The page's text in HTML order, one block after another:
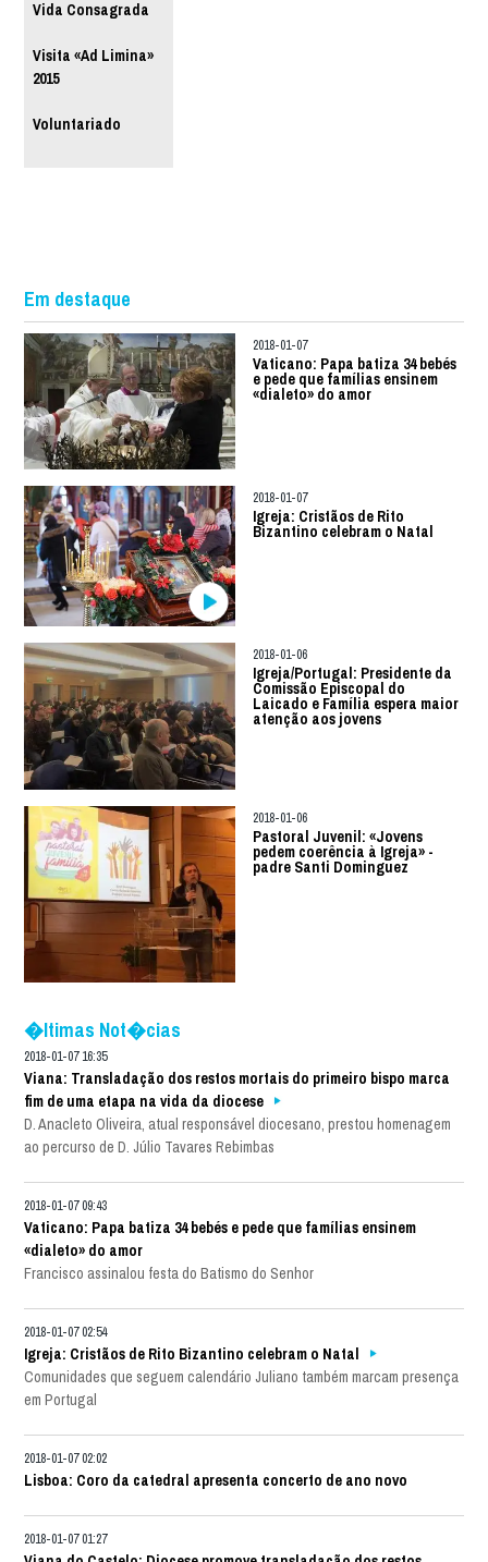
Vida Consagrada
Visita «Ad Limina»
2015
Voluntariado
Em destaque
2018-01-07
Vaticano: Papa batiza 34 bebés
e pede que famílias ensinem
«dialeto» do amor
2018-01-07
Igreja: Cristãos de Rito
Bizantino celebram o Natal
2018-01-06
Igreja/Portugal: Presidente da
Comissão Episcopal do
Laicado e Família espera maior
atenção aos jovens
2018-01-06
Pastoral Juvenil: «Jovens
pedem coerência à Igreja» -
padre Santi Dominguez
�ltimas Not�cias
2018-01-07 16:35
Viana: Transladação dos restos mortais do primeiro bispo marca
fim de uma etapa na vida da diocese
D. Anacleto Oliveira, atual responsável diocesano, prestou homenagem
ao percurso de D. Júlio Tavares Rebimbas
2018-01-07 09:43
Vaticano: Papa batiza 34 bebés e pede que famílias ensinem
«dialeto» do amor
Francisco assinalou festa do Batismo do Senhor
2018-01-07 02:54
Igreja: Cristãos de Rito Bizantino celebram o Natal
Comunidades que seguem calendário Juliano também marcam presença
em Portugal
2018-01-07 02:02
Lisboa: Coro da catedral apresenta concerto de ano novo
2018-01-07 01:27